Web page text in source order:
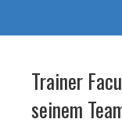
Trainer
seinem